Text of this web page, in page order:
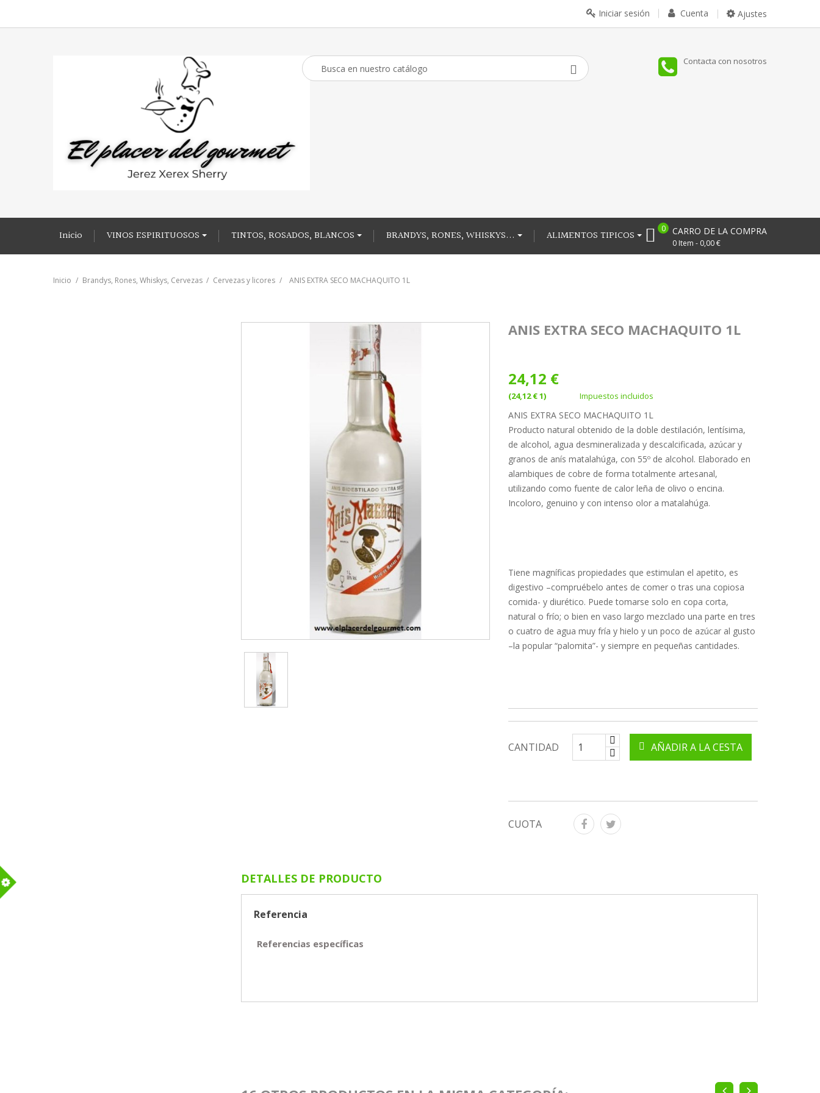
Ajustes
Cuenta
Iniciar sesión
Contacta con nosotros
CARRO DE LA COMPRA
0 Item - 0,00 €
0
Inicio VINOS ESPIRITUOSOS TINTOS, ROSADOS, BLANCOS BRANDYS, RONES, WHISKYS... ALIMENTOS TIPICOS
Inicio Brandys, Rones, Whiskys, Cervezas Cervezas y licores ANIS EXTRA SECO MACHAQUITO 1L
ANIS EXTRA SECO MACHAQUITO 1L
24,12 €
(24,12 € 1) Impuestos incluidos
ANIS EXTRA SECO MACHAQUITO 1L
Producto natural obtenido de la doble destilación, lentísima,
de alcohol, agua desmineralizada y descalcificada, azúcar y
granos de anís matalahúga, con 55º de alcohol. Elaborado en
alambiques de cobre de forma totalmente artesanal,
utilizando como fuente de calor leña de olivo o encina.
Incoloro, genuino y con intenso olor a matalahúga.
Tiene magníficas propiedades que estimulan el apetito, es
digestivo –compruébelo antes de comer o tras una copiosa
comida- y diurético. Puede tomarse solo en copa corta,
natural o frío; o bien en vaso largo mezclado una parte en tres
o cuatro de agua muy fría y hielo y un poco de azúcar al gusto
–la popular “palomita”- y siempre en pequeñas cantidades.
CANTIDAD AÑADIR A LA CESTA
CUOTA
DETALLES DE PRODUCTO
Referencia
Referencias específicas